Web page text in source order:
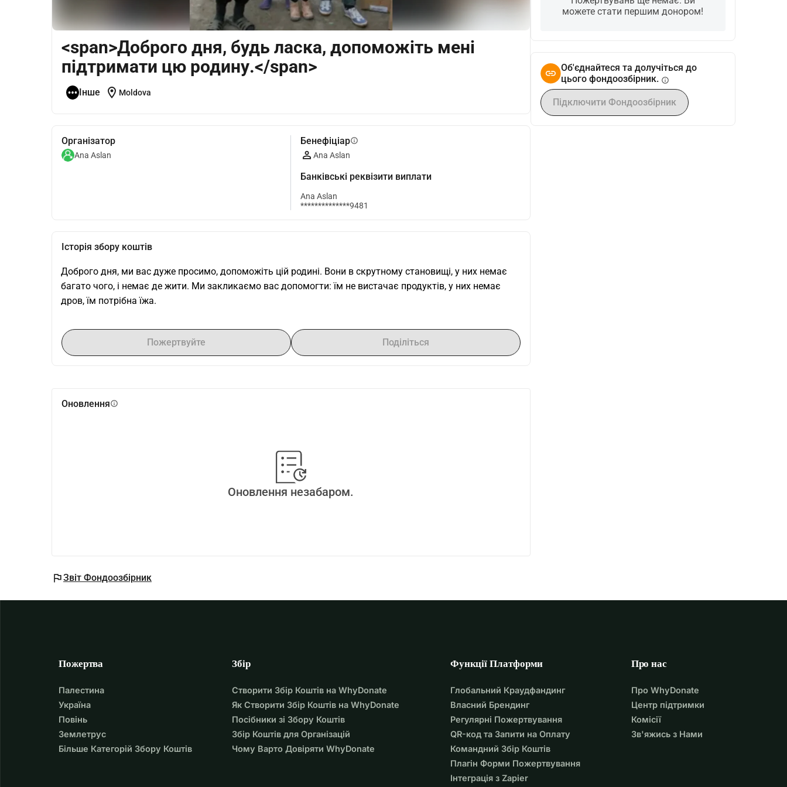
<span>Доброго дня, будь ласка, допоможіть мені
підтримати цю родину.</span>
Інше location_on Moldova
Організатор
Ana Aslan
Бенефіціарinfo
Ana Aslan
Банківські реквізити виплати
Ana Aslan
**************9481
Історія збору коштів
Доброго дня, ми вас дуже просимо, допоможіть цій родині. Вони в скрутному становищі, у них немає
багато чого, і немає де жити. Ми закликаємо вас допомогти: їм не вистачає продуктів, у них немає
дров, їм потрібна їжа.
Пожертвуйте Поділіться
Оновленняinfo
Оновлення незабаром.
flagЗвіт Фондоозбірник
можете стати першим донором!
Об'єднайтеся та долучіться до
цього фондоозбірник. info
Підключити Фондоозбірник
Пожертва
Палестина
Україна
Повінь
Землетрус
Більше Категорій Збору Коштів
Збір
Створити Збір Коштів на WhyDonate
Як Створити Збір Коштів на WhyDonate
Посібники зі Збору Коштів
Збір Коштів для Організацій
Чому Варто Довіряти WhyDonate
Функції Платформи
Глобальний Краудфандинг
Власний Брендинг
Регулярні Пожертвування
QR-код та Запити на Оплату
Командний Збір Коштів
Плагін Форми Пожертвування
Інтеграція з Zapier
Про нас
Про WhyDonate
Центр підтримки
Комісії
Зв'яжись з Нами